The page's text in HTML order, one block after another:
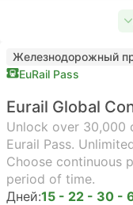
Железнодорожный
EuRail Pass
Eurail Global
Unlock over 30,000
Eurail Pass.
Choose continuous
period of time.
Дней:15 - 22 - 30 -